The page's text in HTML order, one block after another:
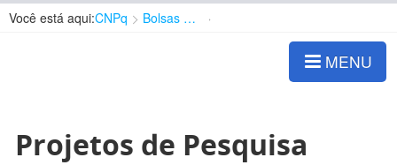
Você está aqui:CNPq Bolsas e Auxílios Vigentes
MENU
Projetos de Pesquisa